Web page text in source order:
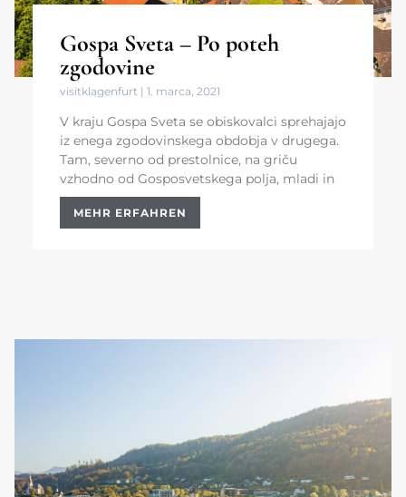
Gospa Sveta – Po poteh
zgodovine
visitklagenfurt 1. marca, 2021
V kraju Gospa Sveta se obiskovalci sprehajajo
iz enega zgodovinskega obdobja v drugega.
Tam, severno od prestolnice, na griču
vzhodno od Gosposvetskega polja, mladi in
MEHR ERFAHREN